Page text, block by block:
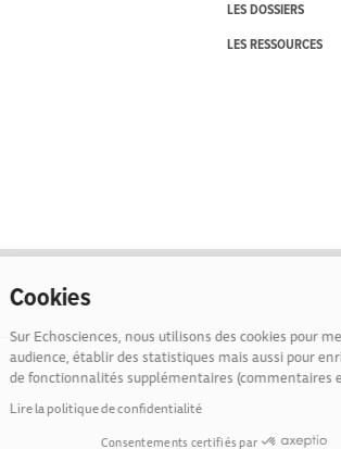
Cookies
Sur Echosciences, nous utilisons des cookies
audience, établir des statistiques mais aussi
de fonctionnalités supplémentaires
Lire la politique de confidentialité
Consentements certifiés par
LES DOSSIERS
LES RESSOURCES